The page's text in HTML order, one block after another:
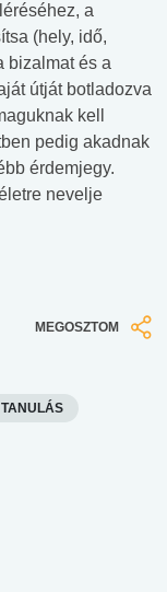
a
(hely, idő,
bizalmat és a
útját botladozva
kell
pedig akadnak
érdemjegy.
nevelje
MEGOSZTOM
TANULÁS